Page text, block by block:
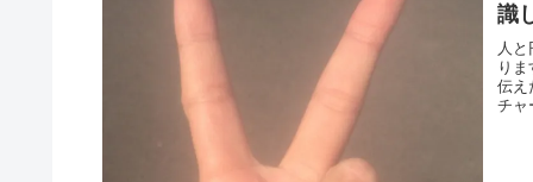
識
人
り
伝え
チャ